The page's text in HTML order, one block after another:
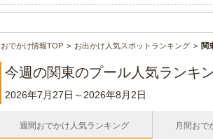
おでかけ情報TOP お出かけ人気スポットランキング 関
今週の関東のプール人気ランキ
2026年7月27日～2026年8月2日
週間おでかけ人気ランキング 月間おで